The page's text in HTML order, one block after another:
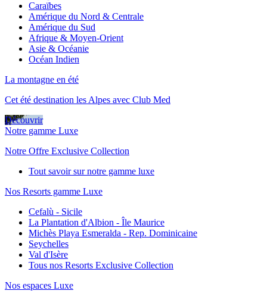
Caraïbes
Amérique du Nord & Centrale
Amérique du Sud
Afrique & Moyen-Orient
Asie & Océanie
Océan Indien
La montagne en été
Cet été destination les Alpes avec Club Med
Découvrir
Notre gamme Luxe
Notre Offre Exclusive Collection
Tout savoir sur notre gamme luxe
Nos Resorts gamme Luxe
Cefalù - Sicile
La Plantation d'Albion - Île Maurice
Michès Playa Esmeralda - Rep. Dominicaine
Seychelles
Val d'Isère
Tous nos Resorts Exclusive Collection
Nos espaces Luxe